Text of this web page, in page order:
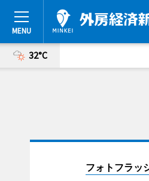
32°C
フォトフラッ